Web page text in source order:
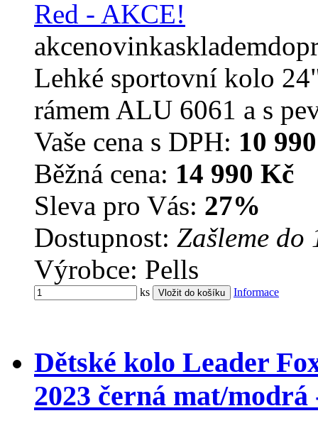
akcenovinkaskladem
Lehké sportovní kolo
rámem ALU 6061 a s
Vaše cena s DPH: 10
Běžná cena: 14 990 Kč
Sleva pro Vás: 27%
Dostupnost: Zašleme do
Výrobce: Pells
ks Informace
Dětské kolo Leader
2023 černá mat/